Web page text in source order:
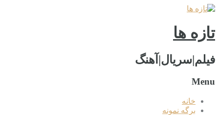
تازه ها
فیلم|سریال|آهنگ
Menu
خانه
برگه نمونه